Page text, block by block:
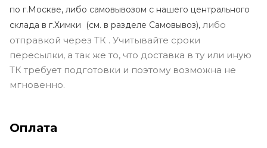
по г.Москве, либо самовывозом с нашего центрального
склада в г.Химки (см. в разделе Самовывоз), либо
отправкой через ТК . Учитывайте сроки
пересылки, а так же то, что доставка в ту или иную
ТК требует подготовки и поэтому возможна не
мгновенно.
Оплата